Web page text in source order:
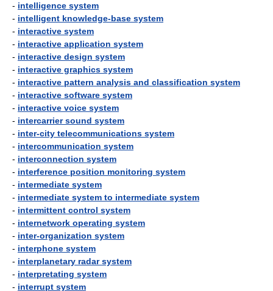
- intelligence system
- intelligent knowledge-base system
- interactive system
- interactive application system
- interactive design system
- interactive graphics system
- interactive pattern analysis and classification system
- interactive software system
- interactive voice system
- intercarrier sound system
- inter-city telecommunications system
- intercommunication system
- interconnection system
- interference position monitoring system
- intermediate system
- intermediate system to intermediate system
- intermittent control system
- internetwork operating system
- inter-organization system
- interphone system
- interplanetary radar system
- interpretating system
- interrupt system